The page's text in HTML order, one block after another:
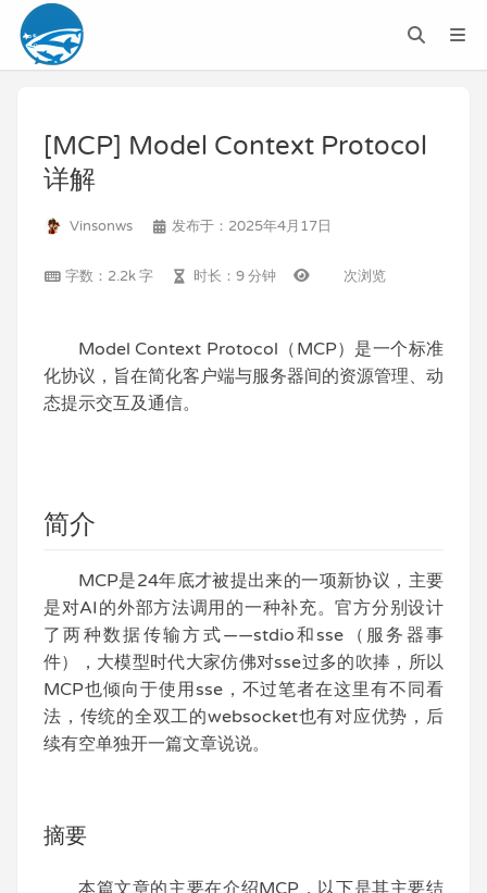
[MCP] Model Context Protocol
详解
Vinsonws 发布于：2025年4月17日
字数：2.2k 字 时长：9 分钟 次浏览
Model Context Protocol（MCP）是一个标准
化协议，旨在简化客户端与服务器间的资源管理、动
态提示交互及通信。
简介
MCP是24年底才被提出来的一项新协议，主要
是对AI的外部方法调用的一种补充。官方分别设计
了两种数据传输方式——stdio和sse（服务器事
件），大模型时代大家仿佛对sse过多的吹捧，所以
MCP也倾向于使用sse，不过笔者在这里有不同看
法，传统的全双工的websocket也有对应优势，后
续有空单独开一篇文章说说。
摘要